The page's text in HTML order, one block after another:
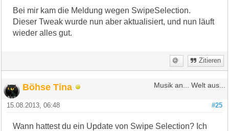
Bei mir kam die Meldung wegen SwipeSelection.
Dieser Tweak wurde nun aber aktualisiert, und nun läuft
wieder alles gut.
Zitieren
Böhse Tina Musik an... Welt aus...
#25
15.08.2013, 06:48
Wann hattest du ein Update von Swipe Selection? Ich